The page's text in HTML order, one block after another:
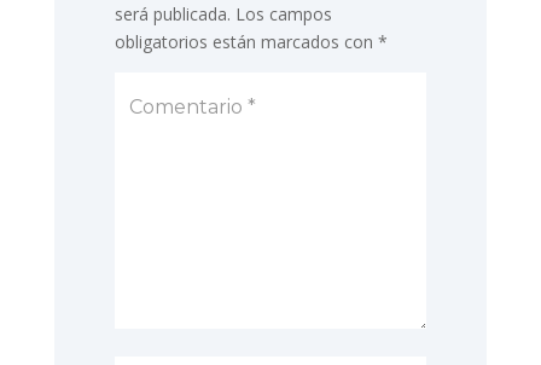
será publicada. Los campos
obligatorios están marcados con *